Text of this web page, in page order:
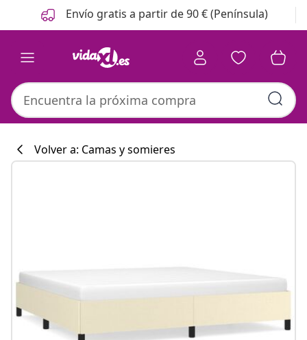
Anterior
Siguiente Envío gratis a partir de 90 € (Península)
Volver a: Camas y somieres